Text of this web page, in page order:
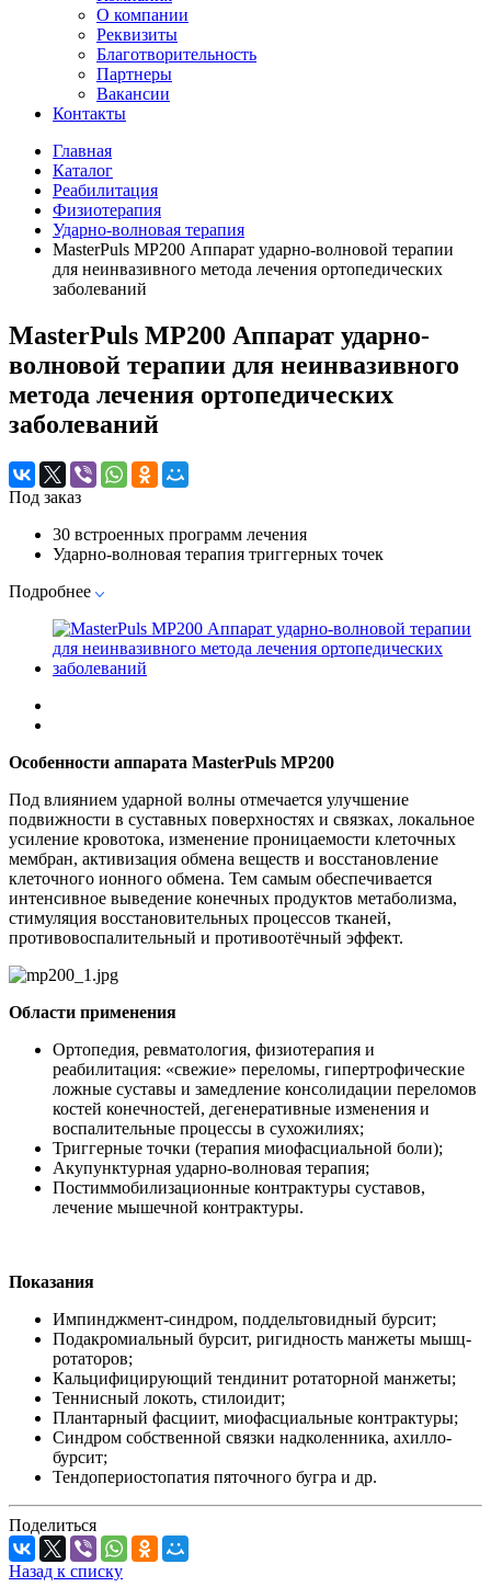
О компании
Реквизиты
Благотворительность
Партнеры
Вакансии
Контакты
Главная
Каталог
Реабилитация
Физиотерапия
Ударно-волновая терапия
MasterPuls MP200 Аппарат ударно-волновой терапии
для неинвазивного метода лечения ортопедических
заболеваний
MasterPuls MP200 Аппарат ударно-
волновой терапии для неинвазивного
метода лечения ортопедических
заболеваний
Под заказ
30 встроенных программ лечения
Ударно-волновая терапия триггерных точек
Подробнее
Особенности аппарата MasterPuls MP200
Под влиянием ударной волны отмечается улучшение
подвижности в суставных поверхностях и связках, локальное
усиление кровотока, изменение проницаемости клеточных
мембран, активизация обмена веществ и восстановление
клеточного ионного обмена. Тем самым обеспечивается
интенсивное выведение конечных продуктов метаболизма,
стимуляция восстановительных процессов тканей,
противовоспалительный и противоотёчный эффект.
Области применения
Ортопедия, ревматология, физиотерапия и
реабилитация: «свежие» переломы, гипертрофические
ложные суставы и замедление консолидации переломов
костей конечностей, дегенеративные изменения и
воспалительные процессы в сухожилиях;
Триггерные точки (терапия миофасциальной боли);
Акупунктурная ударно-волновая терапия;
Постиммобилизационные контрактуры суставов,
лечение мышечной контрактуры.
Показания
Импинджмент-синдром, поддельтовидный бурсит;
Подакромиальный бурсит, ригидность манжеты мышц-
ротаторов;
Кальцифицирующий тендинит ротаторной манжеты;
Теннисный локоть, стилоидит;
Плантарный фасциит, миофасциальные контрактуры;
Синдром собственной связки надколенника, ахилло-
бурсит;
Тендопериостопатия пяточного бугра и др.
Поделиться
Назад к списку